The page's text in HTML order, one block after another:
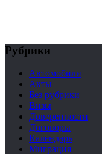
Рубрики
Автомобили
Акты
Без рубрики
Визы
Доверенности
Договоры
Календарь
Миграция